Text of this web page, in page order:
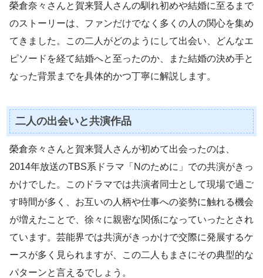
榮倉奈々さんと賀来賢人さんの馴れ初めや結婚に至るまで
のストーリーは、ファンだけでなく多くの人の関心を集め
てきました。この二人がどのようにして出会い、どんなエ
ピソードを経て結婚へと至ったのか、また結婚の決め手と
なった背景までを具体的かつ丁寧に解説します。
二人の出会いと共演作品
榮倉奈々さんと賀来賢人さんが初めて出会ったのは、
2014年放送のTBS系ドラマ「Nのために」での共演がきっ
かけでした。このドラマでは共演者同士として現場で過ご
す時間が多く、お互いの人柄や仕事への姿勢に触れる機会
が増えたことで、徐々に親密な関係になっていったとされ
ています。芸能界では共演がきっかけで交際に発展するケ
ースが多く見られますが、この二人もまさにその典型的な
パターンと言えるでしょう。